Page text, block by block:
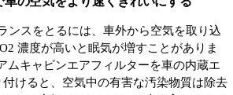
ンスをとるには、車外から空気を取り込
濃度が高いと眠気が増すことがありま
ムキャビンエアフィルターを車の内蔵エ
けると、空気中の有害な汚染物質は除去